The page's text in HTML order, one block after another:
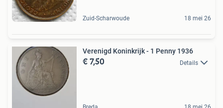
Zuid-Scharwoude 18 mei 26
Verenigd Koninkrijk - 1 Penny 1936
€ 7,50 Details